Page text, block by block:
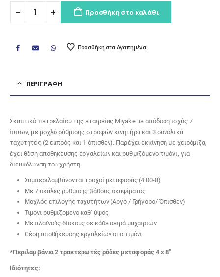
Προσθήκη στο καλάθι
Προσθήκη στα Αγαπημένα
ΠΕΡΙΓΡΑΦΉ
Σκαπτικό πετρελαίου της εταιρείας Miyake με απόδοση ισχύς 7
ίππων, με μοχλό ρύθμισης στροφών κινητήρα και 3 συνολικά
ταχύτητες (2 εμπρός και 1 όπισθεν). Παρέχει εκκίνηση με χειρόμιζα,
έχει θέση αποθήκευσης εργαλείων και ρυθμιζόμενο τιμόνι, για
διευκόλυνση του χρήστη.
Συμπεριλαμβάνονται τροχοί μεταφοράς (4.00-8)
Με 7 σκάλες ρύθμισης βάθους σκαψίματος
Μοχλός επιλογής ταχυτήτων (Αργό / Γρήγορο/ Όπισθεν)
Τιμόνι ρυθμιζόμενο καθ’ ύψος
Με πλαϊνούς δίσκους σε κάθε σειρά μαχαιριών
Θέση αποθήκευσης εργαλείων στο τιμόνι
*Περιλαμβάνει 2 τρακτερωτές ρόδες μεταφοράς 4 x 8”
Ιδιότητες: